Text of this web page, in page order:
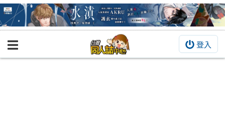
登入
BOOKY書集倉庫